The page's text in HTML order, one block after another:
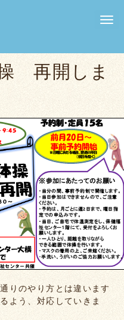
N
再開しま
りのやり方とは違います
よう、対応していきま